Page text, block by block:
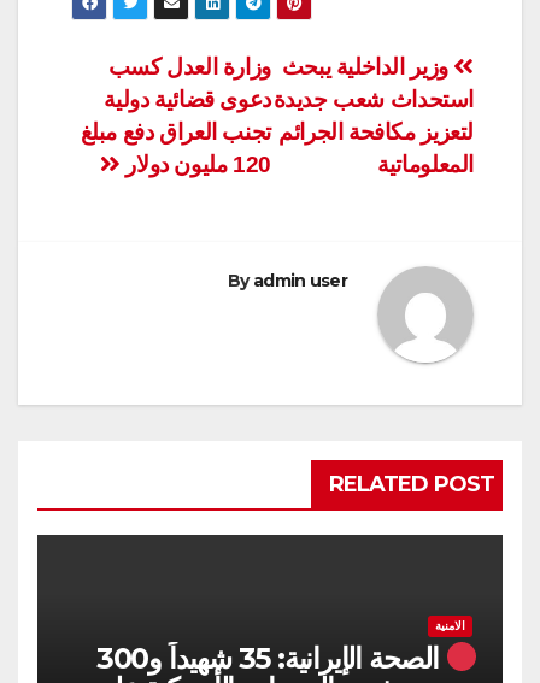
تصفّح
المقالات
وزارة العدل كسب
دعوى قضائية دولية
تجنب العراق دفع مبلغ
120 مليون دولار
وزير الداخلية يبحث
استحداث شعب جديدة
لتعزيز مكافحة الجرائم
المعلوماتية
Byadmin user
RELATED POST
الامنية
الصحة الإيرانية: 35 شهيداً و300